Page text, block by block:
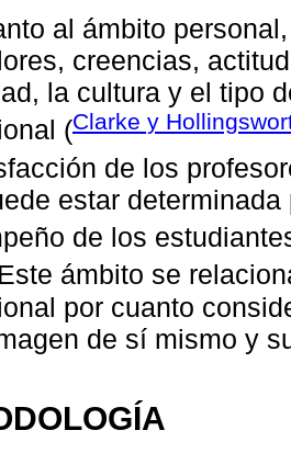
al ámbito
creencias,
la cultura y el tipo
(Clarke y
de los
estar
de los
ámbito se
por cuanto
de sí mismo y